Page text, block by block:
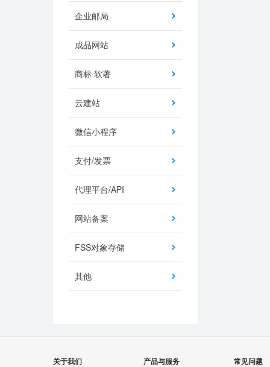
企业邮局
成品网站
商标·软著
云建站
微信小程序
支付/发票
代理平台/API
网站备案
FSS对象存储
其他
关于我们 产品与服务 常见问题